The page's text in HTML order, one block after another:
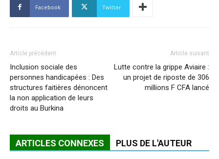
Facebook Twitter
Article précédent
Inclusion sociale des
personnes handicapées : Des
structures faitières dénoncent
la non application de leurs
droits au Burkina
Article suivant
Lutte contre la grippe Aviaire :
un projet de riposte de 306
millions F CFA lancé
ARTICLES CONNEXES PLUS DE L'AUTEUR